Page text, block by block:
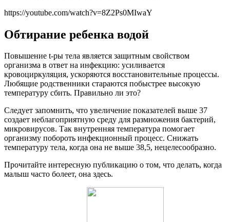
https://youtube.com/watch?v=8Z2Ps0MIwaY
Обтирание ребенка водой
Повышение t-ры тела является защитным свойством
организма в ответ на инфекцию: усиливается
кровоциркуляция, ускоряются восстановительные процессы.
Любящие родственники стараются побыстрее высокую
температуру сбить. Правильно ли это?
Следует запомнить, что увеличение показателей выше 37
создает неблагоприятную среду для размножения бактерий,
микровирусов. Так внутренняя температура помогает
организму побороть инфекционный процесс. Снижать
температуру тела, когда она не выше 38,5, нецелесообразно.
Прочитайте интересную публикацию о том, что делать, когда
малыш часто болеет, она здесь.